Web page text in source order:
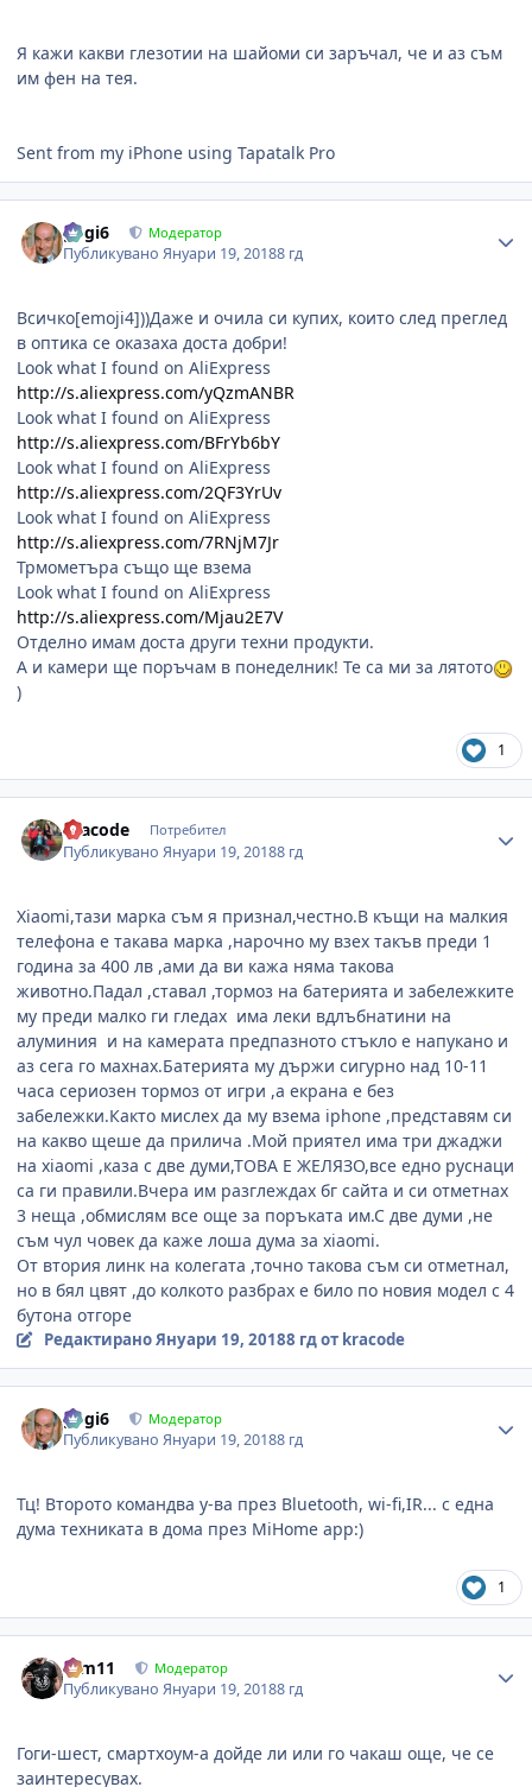
Я кажи какви глезотии на шайоми си заръчал, че и аз съм
им фен на тея.
Sent from my iPhone using Tapatalk Pro
gogi6 Модератор
ПубликуваноЯнуари 19, 20188 гд
Всичко[emoji4]))Даже и очила си купих, които след преглед
в оптика се оказаха доста добри!
Look what I found on AliExpress
http://s.aliexpress.com/yQzmANBR
Look what I found on AliExpress
http://s.aliexpress.com/BFrYb6bY
Look what I found on AliExpress
http://s.aliexpress.com/2QF3YrUv
Look what I found on AliExpress
http://s.aliexpress.com/7RNjM7Jr
Трмометъра също ще взема
Look what I found on AliExpress
http://s.aliexpress.com/Mjau2E7V
Отделно имам доста други техни продукти.
А и камери ще поръчам в понеделник! Те са ми за лятото
)
1
kracode Потребител
ПубликуваноЯнуари 19, 20188 гд
Xiaоmi,тази марка съм я признал,честно.В къщи на малкия
телефона е такава марка ,нарочно му взех такъв преди 1
година за 400 лв ,ами да ви кажа няма такова
животно.Падал ,ставал ,тормоз на батерията и забележките
му преди малко ги гледах има леки вдлъбнатини на
алуминия и на камерата предпазното стъкло е напукано и
аз сега го махнах.Батерията му държи сигурно над 10-11
часа сериозен тормоз от игри ,а екрана е без
забележки.Както мислех да му взема iphone ,представям си
на какво щеше да прилича .Мой приятел има три джаджи
на xiaomi ,каза с две думи,ТОВА Е ЖЕЛЯЗО,все едно руснаци
са ги правили.Вчера им разглеждах бг сайта и си отметнах
3 неща ,обмислям все още за поръката им.С две думи ,не
съм чул човек да каже лоша дума за xiaomi.
От втория линк на колегата ,точно такова съм си отметнал,
но в бял цвят ,до колкото разбрах е било по новия модел с 4
бутона отгоре
РедактираноЯнуари 19, 20188 гдот kracode
gogi6 Модератор
ПубликуваноЯнуари 19, 20188 гд
Тц! Второто командва у-ва през Bluetooth, wi-fi,IR... с една
дума техниката в дома през MiHome app:)
1
arm11 Модератор
ПубликуваноЯнуари 19, 20188 гд
Гоги-шест, смартхоум-а дойде ли или го чакаш още, че се
заинтересувах.